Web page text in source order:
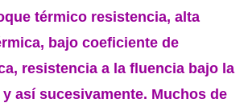
térmico resistencia, alta
bajo coeficiente de
resistencia a la fluencia bajo la
así sucesivamente. Muchos de